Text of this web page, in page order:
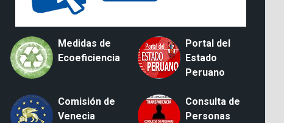
Medidas de
Ecoeficiencia
Portal del
Estado
Peruano
Comisión de
Venecia
Consulta de
Personas